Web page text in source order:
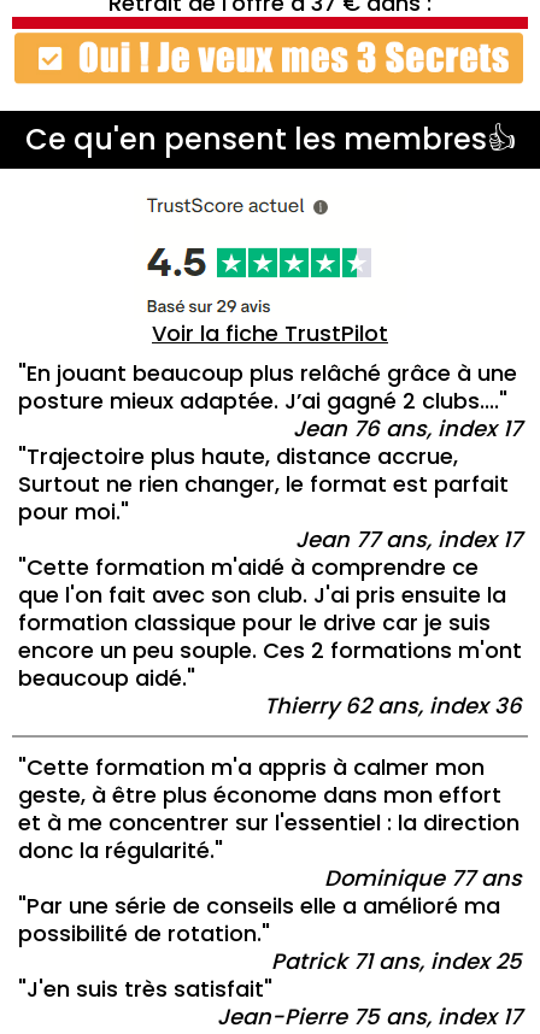
Ce qu'en pensent les membres👍
Voir la fiche TrustPilot
"En jouant beaucoup plus relâché grâce à une
posture mieux adaptée. J’ai gagné 2 clubs...."
Jean 76 ans, index 17
"Trajectoire plus haute, distance accrue,
Surtout ne rien changer, le format est parfait
pour moi."
Jean 77 ans, index 17
"Cette formation m'aidé à comprendre ce
que l'on fait avec son club. J'ai pris ensuite la
formation classique pour le drive car je suis
encore un peu souple. Ces 2 formations m'ont
beaucoup aidé."
Thierry 62 ans, index 36
"Cette formation m'a appris à calmer mon
geste, à être plus économe dans mon effort
et à me concentrer sur l'essentiel : la direction
donc la régularité."
Dominique 77 ans
"Par une série de conseils elle a amélioré ma
possibilité de rotation."
Patrick 71 ans, index 25
"J'en suis très satisfait"
Jean-Pierre 75 ans, index 17